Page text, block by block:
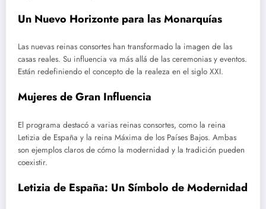
Un Nuevo Horizonte para las Monarquías
Las nuevas reinas consortes han transformado la imagen de las
casas reales. Su influencia va más allá de las ceremonias y eventos.
Están redefiniendo el concepto de la realeza en el siglo XXI.
Mujeres de Gran Influencia
El programa destacó a varias reinas consortes, como la reina
Letizia de España y la reina Máxima de los Países Bajos. Ambas
son ejemplos claros de cómo la modernidad y la tradición pueden
coexistir.
Letizia de España: Un Símbolo de Modernidad